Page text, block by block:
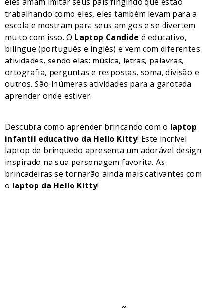
trabalhando como eles, eles também levam para a
escola e mostram para seus amigos e se divertem
muito com isso. O Laptop Candide é educativo,
bilíngue (português e inglês) e vem com diferentes
atividades, sendo elas: música, letras, palavras,
ortografia, perguntas e respostas, soma, divisão e
outros. São inúmeras atividades para a garotada
aprender onde estiver.
Descubra como aprender brincando com o laptop
infantil educativo da Hello Kitty! Este incrível
laptop de brinquedo apresenta um adorável design
inspirado na sua personagem favorita. As
brincadeiras se tornarão ainda mais cativantes com
o laptop da Hello Kitty!